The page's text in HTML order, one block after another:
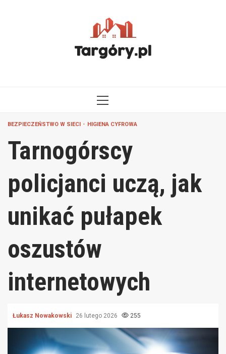
MENU
BEZPIECZEŃSTWO W SIECI HIGIENA CYFROWA
Tarnogórscy
policjanci uczą, jak
unikać pułapek
oszustów
internetowych
Łukasz Nowakowski 26 lutego 2026 255